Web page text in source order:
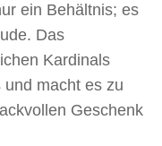
ein Behältnis; es
Das
Kardinals
macht es zu
Geschenk